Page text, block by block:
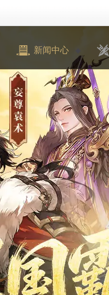
新闻中心